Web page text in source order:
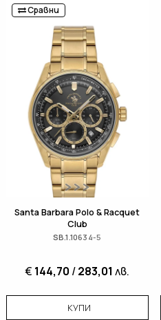
Сравни
Santa Barbara Polo & Racquet
Club
SB.1.10634-5
€ 144,70 /283,01 лв.
КУПИ